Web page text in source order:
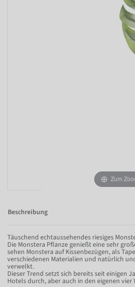
Zum
Beschreibung
Täuschend echtaussehendes riesiges
Die Monstera Pflanze genießt eine sehr
sehen Monstera auf Kissenbezügen, als
verschiedenen Materialien und natürlich
verwelkt.
Dieser Trend setzt sich bereits seit einigen
Hotels durch, aber auch in den eigenen